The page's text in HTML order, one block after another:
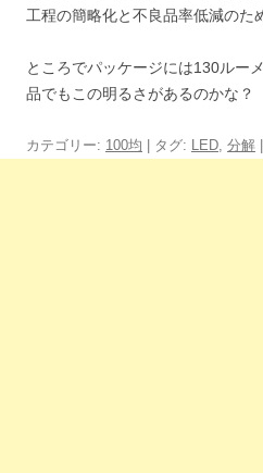
工程の簡略化と不良品率低減のた
ところでパッケージには130ルー
品でもこの明るさがあるのかな？
カテゴリー: 100均 | タグ: LED, 分解